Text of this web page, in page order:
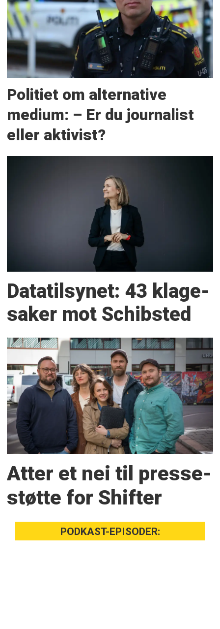
Politiet om alternative
medium: – Er du journalist
eller aktivist?
Datatilsynet: 43 klage­
saker mot Schibsted
Atter et nei til presse­
støtte for Shifter
PODKAST-EPISODER: